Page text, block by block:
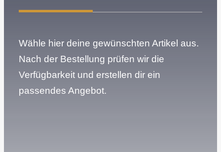
Wähle hier deine gewünschten Artikel aus.
Nach der Bestellung prüfen wir die
Verfügbarkeit und erstellen dir ein
passendes Angebot.